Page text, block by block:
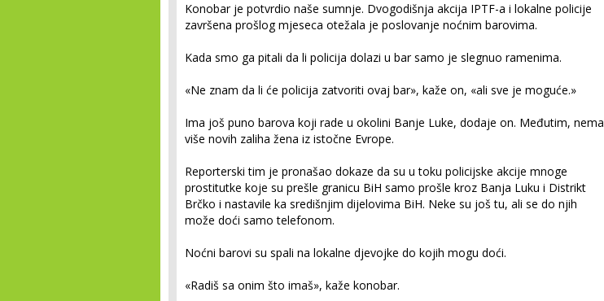
Konobar je potvrdio naše sumnje. Dvogodišnja akcija IPTF-a i lokalne policije
završena prošlog mjeseca otežala je poslovanje noćnim barovima.
Kada smo ga pitali da li policija dolazi u bar samo je slegnuo ramenima.
«Ne znam da li će policija zatvoriti ovaj bar», kaže on, «ali sve je moguće.»
Ima još puno barova koji rade u okolini Banje Luke, dodaje on. Međutim, nema
više novih zaliha žena iz istočne Evrope.
Reporterski tim je pronašao dokaze da su u toku policijske akcije mnoge
prostitutke koje su prešle granicu BiH samo prošle kroz Banja Luku i Distrikt
Brčko i nastavile ka središnjim dijelovima BiH. Neke su još tu, ali se do njih
može doći samo telefonom.
Noćni barovi su spali na lokalne djevojke do kojih mogu doći.
«Radiš sa onim što imaš», kaže konobar.